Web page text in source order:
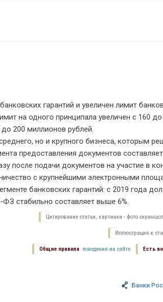
гарантий и увеличен лимит
на одного принципала увеличен с 160
200 миллионов рублей.
но и крупного бизнеса, которым
предоставления документов
после подачи документов на участие в
с крупнейшими электронными
банковских гарантий: с 2019 года
стабильно составляет выше 6%.
Цитирование статьи, картинки - фото
Иллюстрация к
Есть
Общие правила поведения на сайте.
Банки